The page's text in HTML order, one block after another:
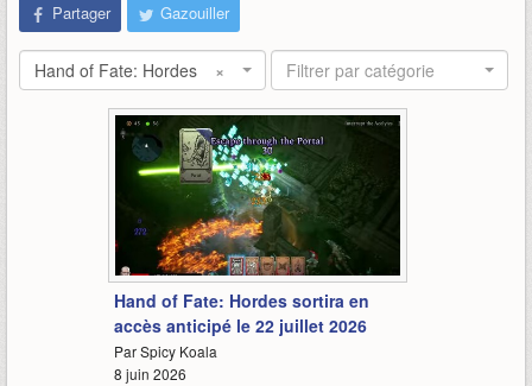
Partager Gazouiller
×
Hand of Fate: Hordes Filtrer par catégorie
0:36
Hand of Fate: Hordes sortira en
accès anticipé le 22 juillet 2026
Par Spicy Koala
8 juin 2026